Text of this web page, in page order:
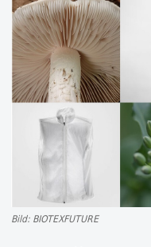
Bild: BIOTEXFUTURE